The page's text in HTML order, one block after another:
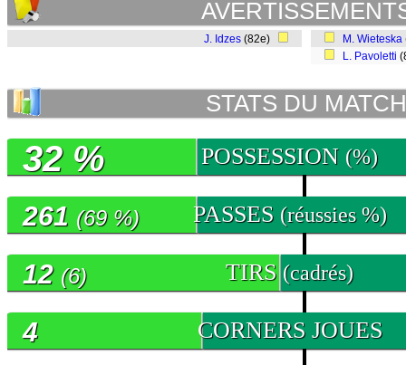
J. Idzes (82e) M. Wieteska
L. Pavoletti
STATS DU MATCH
POSSESSION (%)
32 %
PASSES (réussies %)
261 (69 %)
TIRS (cadrés)
12 (6)
CORNERS JOUES
4